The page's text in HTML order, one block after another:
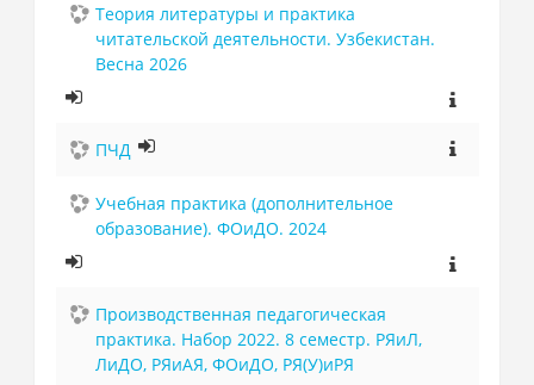
Теория литературы и практика
читательской деятельности. Узбекистан.
Весна 2026
ПЧД
Учебная практика (дополнительное
образование). ФОиДО. 2024
Производственная педагогическая
практика. Набор 2022. 8 семестр. РЯиЛ,
ЛиДО, РЯиАЯ, ФОиДО, РЯ(У)иРЯ